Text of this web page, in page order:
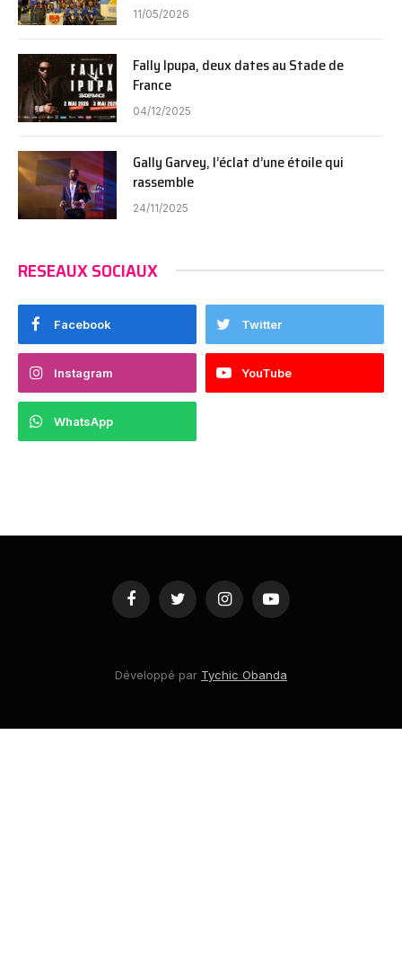
11/05/2026
Fally Ipupa, deux dates au Stade de
France
04/12/2025
Gally Garvey, l’éclat d’une étoile qui
rassemble
24/11/2025
RESEAUX SOCIAUX
Facebook Twitter
Instagram YouTube
WhatsApp
FacebookTwitter InstagramYouTube
Développé par Tychic Obanda